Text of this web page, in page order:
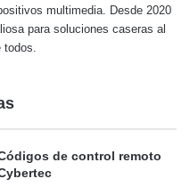
multimedia. Desde 2020
para soluciones caseras al
todos.
de control remoto